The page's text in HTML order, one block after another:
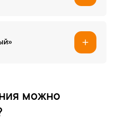
можно